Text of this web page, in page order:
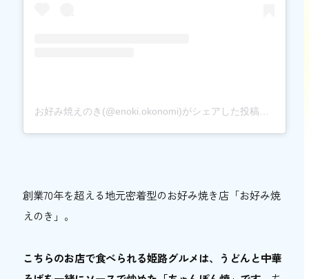
創業70年を超える地元密着型のお好み焼き店「お好み焼
えのき」。
こちらのお店で食べられる姫路グルメは、うどんと中華